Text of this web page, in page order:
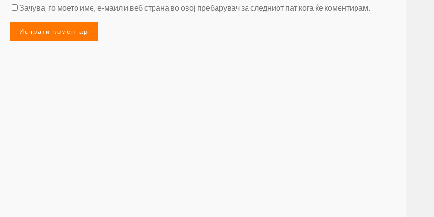
Зачувај го моето име, е-маил и веб страна во овој пребарувач за следниот пат кога ќе коментирам.